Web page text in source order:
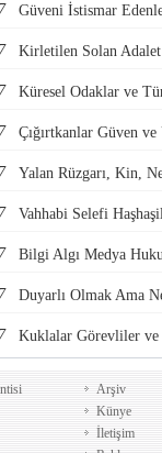
Güveni İstismar
Kirletilen Solan Adalet
Küresel Odaklar ve
Çığırtkanlar Güven
Yalan Rüzgarı, Kin,
Vahhabi Selefi
Bilgi Algı Medya
Duyarlı Olmak Ama
Kuklalar Görevliler
Arşiv
Künye
İletişim